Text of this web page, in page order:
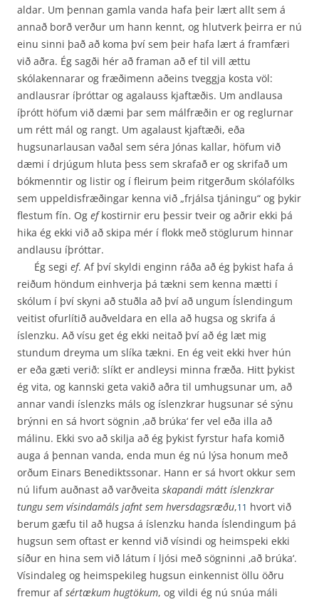
aldar. Um þennan gamla vanda hafa þeir lært allt sem á
annað borð verður um hann kennt, og hlutverk þeirra er nú
einu sinni það að koma því sem þeir hafa lært á framfæri
við aðra. Ég sagði hér að framan að ef til vill ættu
skólakennarar og fræðimenn aðeins tveggja kosta völ:
andlausrar íþróttar og agalauss kjaftæðis. Um andlausa
íþrótt höfum við dæmi þar sem málfræðin er og reglurnar
um rétt mál og rangt. Um agalaust kjaftæði, eða
hugsunarlausan vaðal sem séra Jónas kallar, höfum við
dæmi í drjúgum hluta þess sem skrafað er og skrifað um
bókmenntir og listir og í fleirum þeim ritgerðum skólafólks
sem uppeldisfræðingar kenna við „frjálsa tjáningu“ og þykir
flestum fín. Og efkostirnir eru þessir tveir og aðrir ekki þá
hika ég ekki við að skipa mér í flokk með stöglurum hinnar
andlausu íþróttar.
Ég segi ef. Af því skyldi enginn ráða að ég þykist hafa á
reiðum höndum einhverja þá tækni sem kenna mætti í
skólum í því skyni að stuðla að því að ungum Íslendingum
veitist ofurlítið auðveldara en ella að hugsa og skrifa á
íslenzku. Að vísu get ég ekki neitað því að ég læt mig
stundum dreyma um slíka tækni. En ég veit ekki hver hún
er eða gæti verið: slíkt er andleysi minna fræða. Hitt þykist
ég vita, og kannski geta vakið aðra til umhugsunar um, að
annar vandi íslenzks máls og íslenzkrar hugsunar sé sýnu
brýnni en sá hvort sögnin ‚að brúka‘ fer vel eða illa að
málinu. Ekki svo að skilja að ég þykist fyrstur hafa komið
auga á þennan vanda, enda mun ég nú lýsa honum með
orðum Einars Benediktssonar. Hann er sá hvort okkur sem
nú lifum auðnast að varðveita skapandi mátt íslenzkrar
tungu sem vísindamáls jafnt sem hversdagsræðu,11 hvort við
berum gæfu til að hugsa á íslenzku handa Íslendingum þá
hugsun sem oftast er kennd við vísindi og heimspeki ekki
síður en hina sem við látum í ljósi með sögninni ‚að brúka‘.
Vísindaleg og heimspekileg hugsun einkennist öllu öðru
fremur afsértækum hugtökum, og vildi ég nú snúa máli